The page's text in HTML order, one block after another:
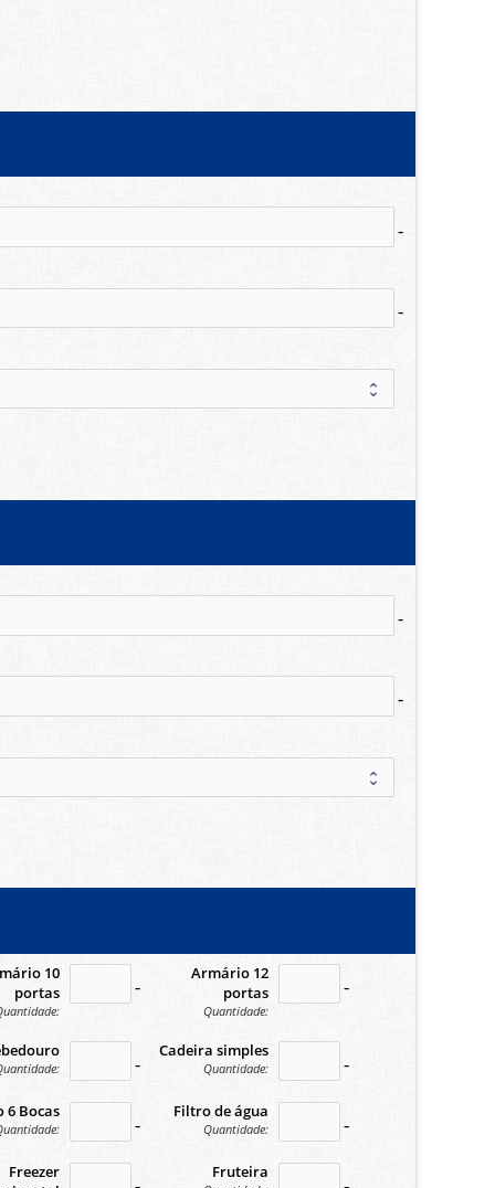
no-icon
no-icon
10
portas
no-icon
Armário 12
portas
Quantidade:
no-icon
Cadeira simples
Quantidade:
6 Bocas
no-icon
Filtro de água
Quantidade:
Freezer
no-icon
Fruteira
no-icon